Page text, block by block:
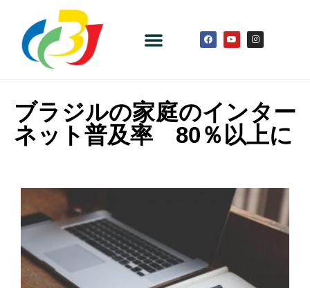
ブラジルの家庭のインター
ネット普及率 80％以上に